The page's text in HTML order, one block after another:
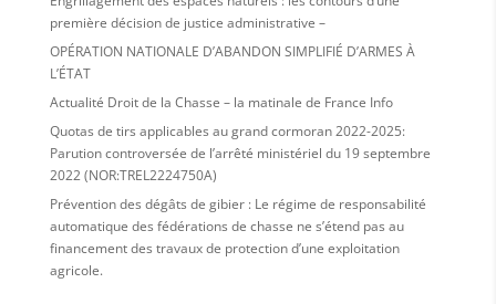
première décision de justice administrative –
OPÉRATION NATIONALE D’ABANDON SIMPLIFIÉ D’ARMES À
L’ÉTAT
Actualité Droit de la Chasse – la matinale de France Info
Quotas de tirs applicables au grand cormoran 2022-2025:
Parution controversée de l’arrêté ministériel du 19 septembre
2022 (NOR:TREL2224750A)
Prévention des dégâts de gibier : Le régime de responsabilité
automatique des fédérations de chasse ne s’étend pas au
financement des travaux de protection d’une exploitation
agricole.